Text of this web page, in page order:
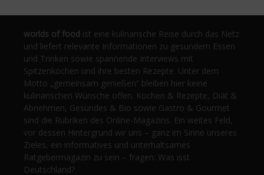
worlds of food ist eine kulinarische Reise durch das Netz
und liefert relevante Informationen zu gesundem Essen
und Trinken sowie spannende Interviews mit
Spitzenköchen und ihre besten Rezepte. Unter dem
Motto „gemeinsam genießen“ bleiben hier keine
kulinarischen Wünsche offen. Kochen & Rezepte, Diät &
Abnehmen, Gesundes & Bio sowie Gastro & Gourmet
sind die Rubriken des Online-Magazins. Ein weites Feld,
vor dessen Hintergrund wir uns – ganz im Sinne unseres
Zieles, ein informatives und unterhaltsames
Ratgebermagazin zu sein – fragen: Was isst
Deutschland?